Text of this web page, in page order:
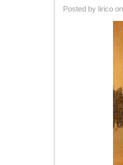
Posted by lirico